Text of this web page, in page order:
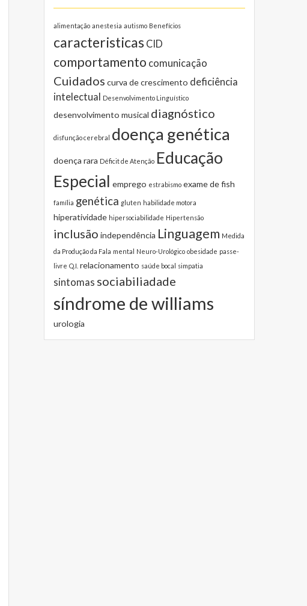
alimentação anestesia autismo Benefícios
caracteristicas CID
comportamento comunicação
Cuidados curva de crescimento deficiência
intelectual Desenvolvimento Linguístico
desenvolvimento musical diagnóstico
disfunção cerebral doença genética
doença rara Déficit de Atenção Educação
Especial emprego estrabismo exame de fish
família genética gluten habilidade motora
hiperatividade hipersociabilidade Hipertensão
inclusão independência Linguagem Medida
da Produção da Fala mental Neuro-Urológico obesidade passe-
livre Q.I. relacionamento saúde bocal simpatia
sintomas sociabiliadade
síndrome de williams
urologia